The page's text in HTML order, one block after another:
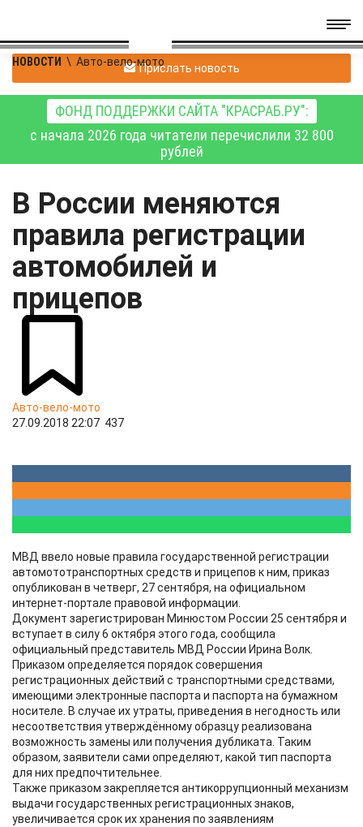
НОВОСТИ \ Авто-вело-мотоПрислать новость
ФОНД ПОДДЕРЖКИ САЙТА "КРАСРАБ.РУ":
с начала 2026 года читатели перечислили 32 800
рублей
В России меняются
правила регистрации
автомобилей и
прицепов
Авто-вело-мото
27.09.2018 22:07 437
МВД ввело новые правила государственной регистрации
автомототранспортных средств и прицепов к ним, приказ
опубликован в четверг, 27 сентября, на официальном
интернет-портале правовой информации.
Документ зарегистрирован Минюстом России 25 сентября и
вступает в силу 6 октября этого года, сообщила
официальный представитель МВД России Ирина Волк.
Приказом определяется порядок совершения
регистрационных действий с транспортными средствами,
имеющими электронные паспорта и паспорта на бумажном
носителе. В случае их утраты, приведения в негодность или
несоответствия утверждённому образцу реализована
возможность замены или получения дубликата. Таким
образом, заявители сами определяют, какой тип паспорта
для них предпочтительнее.
Также приказом закрепляется антикоррупционный механизм
выдачи государственных регистрационных знаков,
увеличивается срок их хранения по заявлениям